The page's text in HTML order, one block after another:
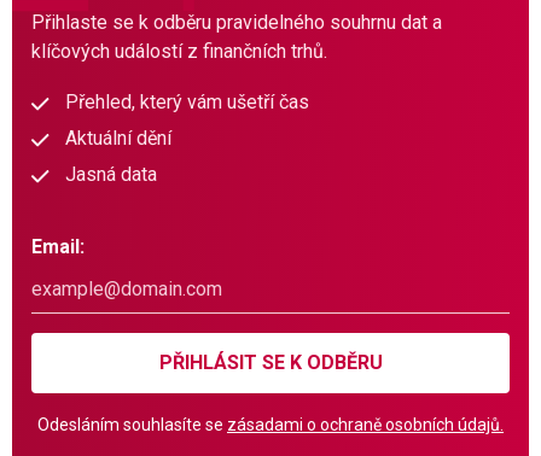
Přihlaste se k odběru pravidelného souhrnu dat a
klíčových událostí z finančních trhů.
Přehled, který vám ušetří čas
Aktuální dění
Jasná data
Email:
PŘIHLÁSIT SE K ODBĚRU
Odesláním souhlasíte se zásadami o ochraně osobních údajů.